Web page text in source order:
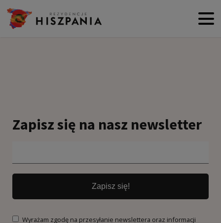
Zapisz się na nasz newsletter
Zapisz się!
Wyrażam zgodę na przesyłanie newslettera oraz informacji